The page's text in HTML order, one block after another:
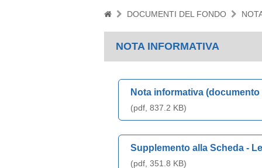
DOCUMENTI DEL FONDO
NOTA INFORMATIVA
Nota informativa
(pdf, 837.2 KB)
Supplemento alla Scheda -
(pdf, 351.8 KB)